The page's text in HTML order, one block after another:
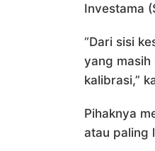
Investama
“Dari sisi
yang masih
kalibrasi,”
Pihaknya
atau paling